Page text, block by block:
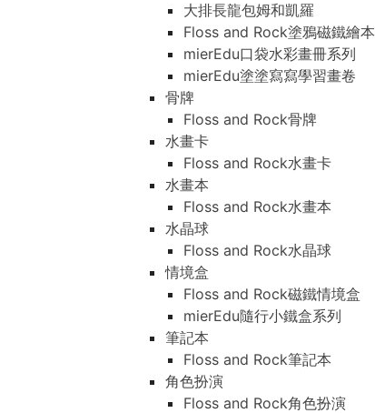
大排長龍包姆和凱羅
Floss and Rock塗鴉磁鐵繪本
mierEdu口袋水彩畫冊系列
mierEdu塗塗寫寫學習畫卷
骨牌
Floss and Rock骨牌
水畫卡
Floss and Rock水畫卡
水畫本
Floss and Rock水畫本
水晶球
Floss and Rock水晶球
情境盒
Floss and Rock磁鐵情境盒
mierEdu隨行小鐵盒系列
筆記本
Floss and Rock筆記本
角色扮演
Floss and Rock角色扮演